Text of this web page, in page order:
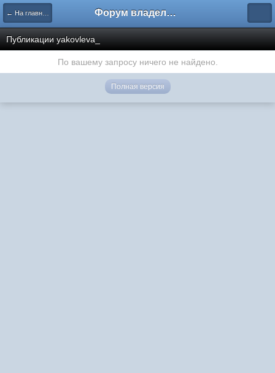
← На главную Форум владельцев интернет-магазинов
Публикации yakovleva_
По вашему запросу ничего не найдено.
Полная версия